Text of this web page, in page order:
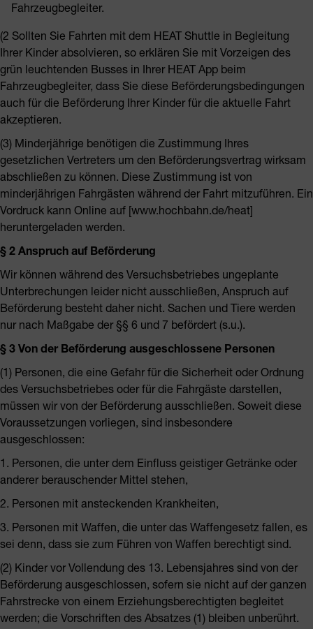
Fahrzeugbegleiter.
(2 Sollten Sie Fahrten mit dem HEAT Shuttle in Begleitung
Ihrer Kinder absolvieren, so erklären Sie mit Vorzeigen des
grün leuchtenden Busses in Ihrer HEAT App beim
Fahrzeugbegleiter, dass Sie diese Beförderungsbedingungen
auch für die Beförderung Ihrer Kinder für die aktuelle Fahrt
akzeptieren.
(3) Minderjährige benötigen die Zustimmung Ihres
gesetzlichen Vertreters um den Beförderungsvertrag wirksam
abschließen zu können. Diese Zustimmung ist von
minderjährigen Fahrgästen während der Fahrt mitzuführen. Ein
Vordruck kann Online auf [www.hochbahn.de/heat]
heruntergeladen werden.
§ 2 Anspruch auf Beförderung
Wir können während des Versuchsbetriebes ungeplante
Unterbrechungen leider nicht ausschließen, Anspruch auf
Beförderung besteht daher nicht. Sachen und Tiere werden
nur nach Maßgabe der §§ 6 und 7 befördert (s.u.).
§ 3 Von der Beförderung ausgeschlossene Personen
(1) Personen, die eine Gefahr für die Sicherheit oder Ordnung
des Versuchsbetriebes oder für die Fahrgäste darstellen,
müssen wir von der Beförderung ausschließen. Soweit diese
Voraussetzungen vorliegen, sind insbesondere
ausgeschlossen:
1. Personen, die unter dem Einfluss geistiger Getränke oder
anderer berauschender Mittel stehen,
2. Personen mit ansteckenden Krankheiten,
3. Personen mit Waffen, die unter das Waffengesetz fallen, es
sei denn, dass sie zum Führen von Waffen berechtigt sind.
(2) Kinder vor Vollendung des 13. Lebensjahres sind von der
Beförderung ausgeschlossen, sofern sie nicht auf der ganzen
Fahrstrecke von einem Erziehungsberechtigten begleitet
werden; die Vorschriften des Absatzes (1) bleiben unberührt.